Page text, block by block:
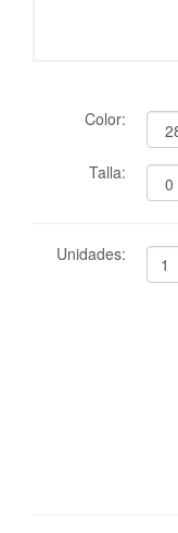
Color:
Talla:
Unidades: